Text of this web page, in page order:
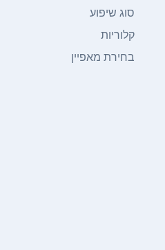
סוג שיפוע
קלוריות
בחירת מאפיין